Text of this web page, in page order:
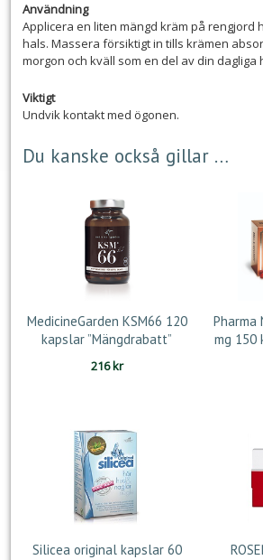
Användning
Applicera en liten mängd kräm på rengjord
hals. Massera försiktigt in tills krämen
morgon och kväll som en del av din dagliga
Viktigt
Undvik kontakt med ögonen.
Du kanske också gillar …
MedicineGarden KSM66 120
kapslar ”Mängdrabatt”
216kr
Pharma
mg 150
Silicea original kapslar 60